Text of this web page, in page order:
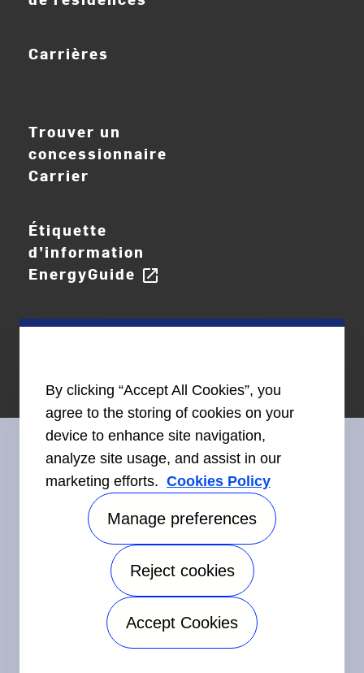
Carrières
Trouver un
concessionnaire
Carrier
Étiquette
d’information
EnergyGuide open_in_new
Restez en contact avec nous
©2026 Carrier. Tous droits réservés. Accessibilité
Avis sur la confidentialité Conditions d'utilisation
Plan de site Manage preferences
By clicking “Accept All Cookies”, you
agree to the storing of cookies on your
device to enhance site navigation,
analyze site usage, and assist in our
marketing efforts. Cookies Policy
Manage preferences
Reject cookies
Accept Cookies